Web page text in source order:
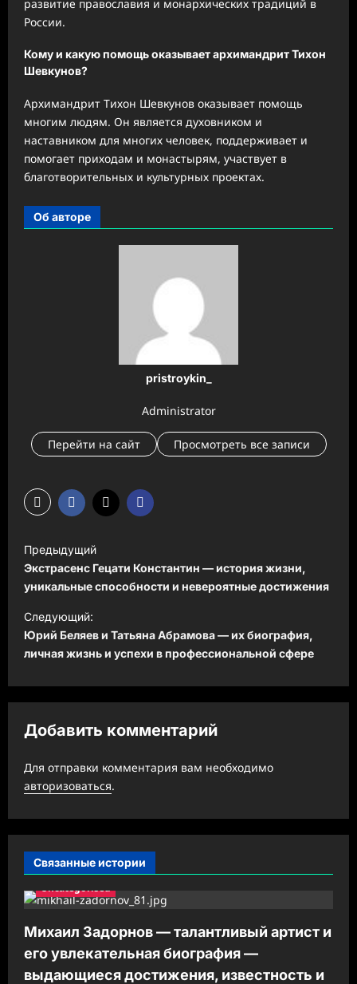
развитие православия и монархических традиций в
России.
Кому и какую помощь оказывает архимандрит Тихон
Шевкунов?
Архимандрит Тихон Шевкунов оказывает помощь
многим людям. Он является духовником и
наставником для многих человек, поддерживает и
помогает приходам и монастырям, участвует в
благотворительных и культурных проектах.
Об авторе
pristroykin_
Administrator
Перейти на сайт Просмотреть все записи
а
в
и
г
а
ц
я
з
а
и
и
Предыдущий
Экстрасенс Гецати Константин — история жизни,
уникальные способности и невероятные достижения
Следующий:
Юрий Беляев и Татьяна Абрамова — их биография,
личная жизнь и успехи в профессиональной сфере
Добавить комментарий
Для отправки комментария вам необходимо
авторизоваться.
Связанные истории
Uncategorised
Михаил Задорнов — талантливый артист и
его увлекательная биография —
выдающиеся достижения, известность и